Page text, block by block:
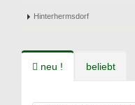
Hinterhermsdorf
neu ! beliebt